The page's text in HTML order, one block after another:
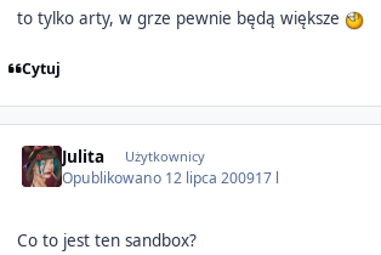
to tylko arty, w grze pewnie będą większe
Cytuj
Julita Użytkownicy
Opublikowano 12 lipca 200917 l
Co to jest ten sandbox?